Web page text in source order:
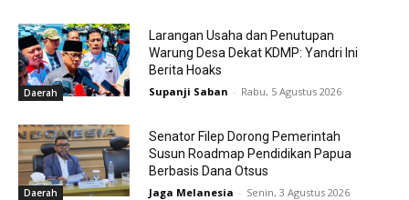
Daerah
Larangan Usaha dan Penutupan
Warung Desa Dekat KDMP: Yandri Ini
Berita Hoaks
Supanji Saban - Rabu, 5 Agustus 2026
Daerah
Senator Filep Dorong Pemerintah
Susun Roadmap Pendidikan Papua
Berbasis Dana Otsus
Jaga Melanesia - Senin, 3 Agustus 2026